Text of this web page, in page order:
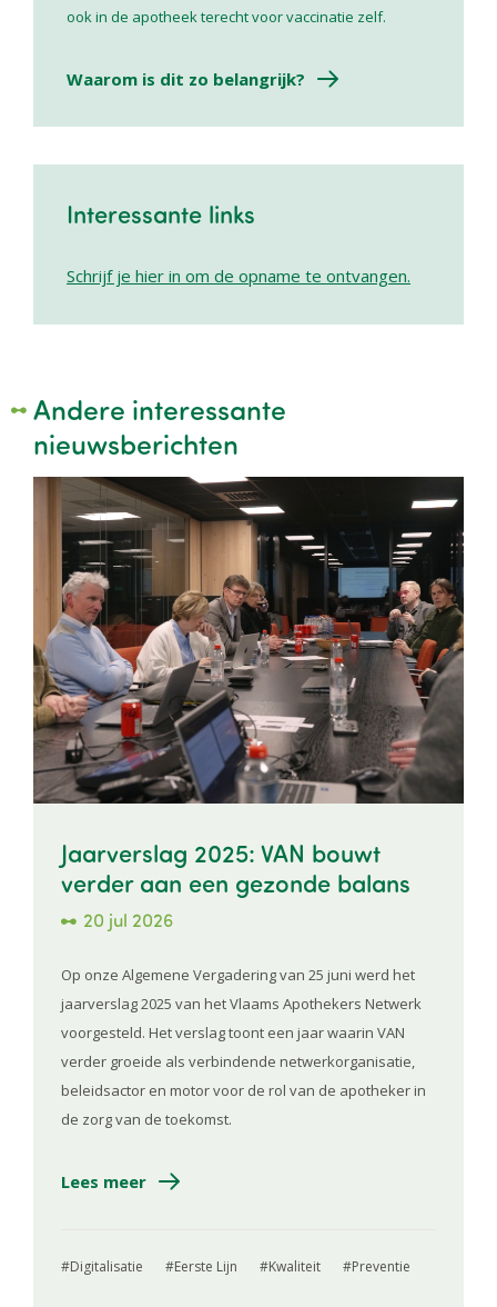
ook in de apotheek terecht voor vaccinatie zelf.
Waarom is dit zo belangrijk?
Interessante links
Schrijf je hier in om de opname te ontvangen.
Andere interessante
nieuwsberichten
Jaarverslag 2025: VAN bouwt
verder aan een gezonde balans
20 jul 2026
Op onze Algemene Vergadering van 25 juni werd het
jaarverslag 2025 van het Vlaams Apothekers Netwerk
voorgesteld. Het verslag toont een jaar waarin VAN
verder groeide als verbindende netwerkorganisatie,
beleidsactor en motor voor de rol van de apotheker in
de zorg van de toekomst.
Lees meer
Digitalisatie Eerste Lijn Kwaliteit Preventie